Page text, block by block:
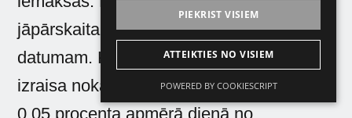
jāpārskaita valsts budžetā arī līdz 15
datumam. Kavējumi šajos maksājumos
izraisa nokavējuma naudas piemērošanu
0,05 procenta apmērā dienā no
PIEKRIST VISIEM
ATTEIKTIES NO VISIEM
POWERED BY COOKIESCRIPT